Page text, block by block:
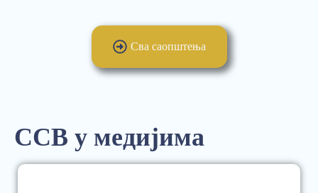
Сва саопштења
ССВ у медијима